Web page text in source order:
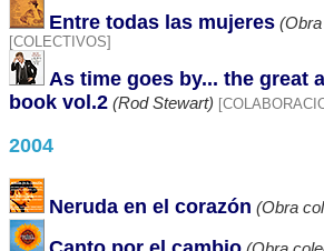
Entre todas las mujeres
[COLECTIVOS]
As time goes by... the great
book vol.2 (Rod Stewart)
2004
Neruda en el corazón (Obra